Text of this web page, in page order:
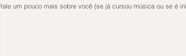
fale um pouco mais sobre você (se já cursou música ou se é